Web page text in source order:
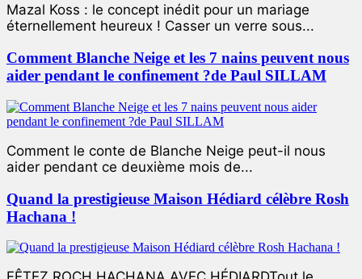
Mazal Koss : le concept inédit pour un mariage
éternellement heureux ! Casser un verre sous...
Comment Blanche Neige et les 7 nains peuvent nous
aider pendant le confinement ?de Paul SILLAM
Comment le conte de Blanche Neige peut-il nous
aider pendant ce deuxième mois de...
Quand la prestigieuse Maison Hédiard célèbre Rosh
Hachana !